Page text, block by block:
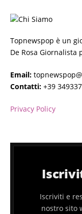
Topnewspop è un
De Rosa Giornalista
Email:
Contatti: +39
Privacy Policy
Iscriviti e
nostro sito